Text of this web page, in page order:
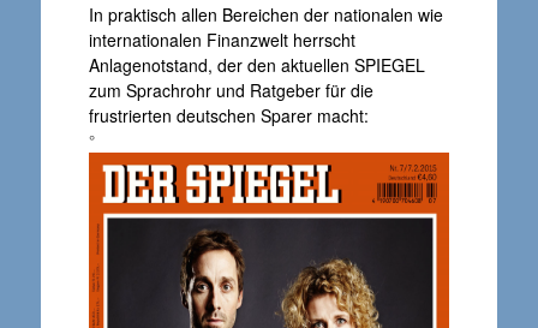
In praktisch allen Bereichen der nationalen wie
internationalen Finanzwelt herrscht
Anlagenotstand, der den aktuellen SPIEGEL
zum Sprachrohr und Ratgeber für die
frustrierten deutschen Sparer macht:
°